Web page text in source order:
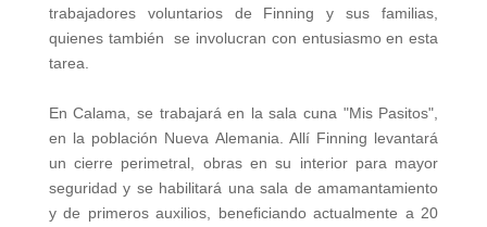
trabajadores voluntarios de Finning y sus familias,
quienes también se involucran con entusiasmo en esta
tarea.
En Calama, se trabajará en la sala cuna "Mis Pasitos",
en la población Nueva Alemania. Allí Finning levantará
un cierre perimetral, obras en su interior para mayor
seguridad y se habilitará una sala de amamantamiento
y de primeros auxilios, beneficiando actualmente a 20